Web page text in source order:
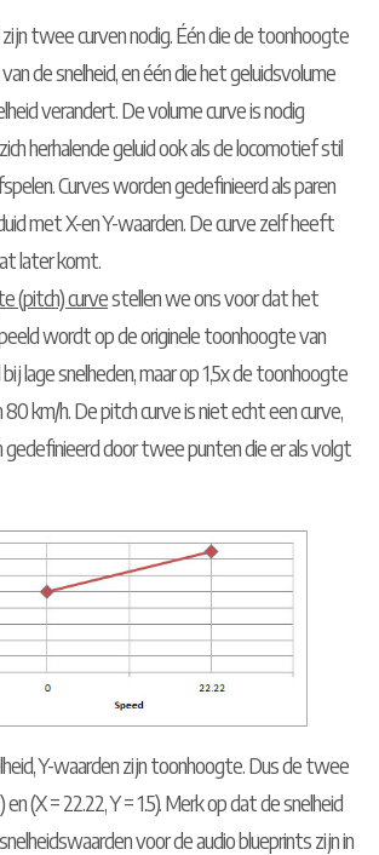
twee curven nodig. Één die de toonhoogte
de snelheid, en één die het geluidsvolume
verandert. De volume curve is nodig
herhalende geluid ook als de locomotief stil
Curves worden gedefinieerd als paren
met X-en Y-waarden. De curve zelf heeft
later komt.
(pitch) curvestellen we ons voor dat het
wordt op de originele toonhoogte van
lage snelheden, maar op 1,5x de toonhoogte
80 km/h. De pitch curve is niet echt een curve,
gedefinieerd door twee punten die er als volgt
Y-waarden zijn toonhoogte. Dus de twee
en (X = 22.22, Y = 1.5). Merk op dat de snelheid
voor de audio blueprints zijn in